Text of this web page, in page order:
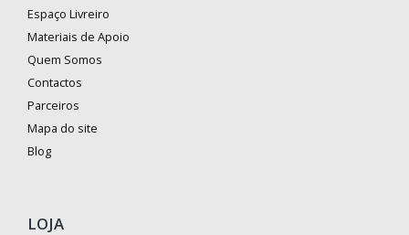
Espaço Livreiro
Materiais de Apoio
Quem Somos
Contactos
Parceiros
Mapa do site
Blog
LOJA